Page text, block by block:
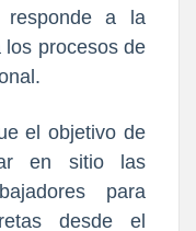
responde a la
los procesos de
el objetivo de
en sitio las
para
desde el